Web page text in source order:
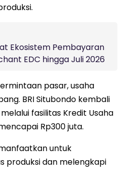
Ekosistem Pembayaran
EDC hingga Juli 2026
pasar, usaha
BRI Situbondo kembali
fasilitas Kredit Usaha
Rp300 juta.
untuk
produksi dan melengkapi